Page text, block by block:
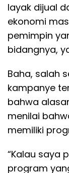
layak dijual
ekonomi
pemimpin
bidangnya,
Baha, salah
kampanye
bahwa
menilai
memiliki
“Kalau saya
program